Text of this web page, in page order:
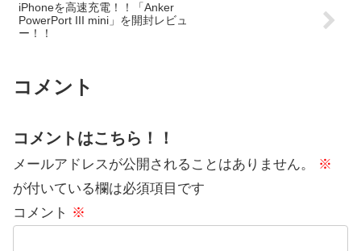
iPhoneを高速充電！！「Anker
PowerPort III mini」を開封レビュ
ー！！
コメント
コメントはこちら！！
メールアドレスが公開されることはありません。
※
が付いている欄は必須項目です
コメント ※